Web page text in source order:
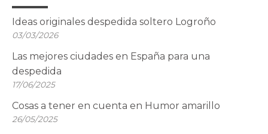
Ideas originales despedida soltero Logroño
03/03/2026
Las mejores ciudades en España para una
despedida
17/06/2025
Cosas a tener en cuenta en Humor amarillo
26/05/2025